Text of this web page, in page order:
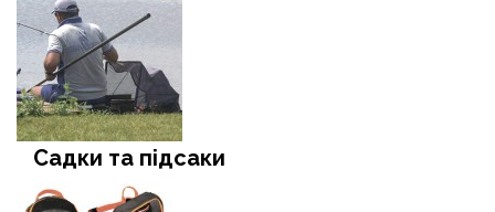
Садки та підсаки